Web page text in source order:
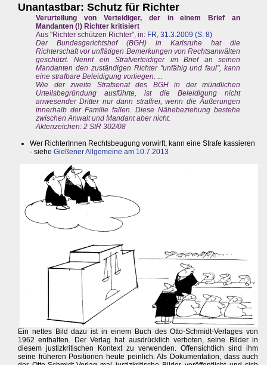
Unantastbar: Schutz für Richter
Verurteilung von Verteidiger, der in einem Brief an
Mandanten (!) Richter kritisiert
Aus "Richter schützen Richter", in: FR, 31.3.2009 (S. 8)
Der Bundesgerichtshof (BGH) in Karlsruhe hat die
Richterschaft vor unflätigen Bemerkungen von Rechtsanwälten
geschützt. Nennt ein Strafverteidiger im Brief an seinen
Mandanten den zuständigen Richter "unfähig und faul", kann
eine strafbare Beleidigung vorliegen. ...
Wie der zweite Strafsenat des BGH in der mündlichen
Urteilsbegründung ausführte, ist die Beleidigung nicht
anwesender Dritter nur dann straffrei, wenn die Äußerungen
innerhalb der Familie fallen. Diese Nähebeziehung bestehe
zwischen Anwalt und Mandant aber nicht.
Aktenzeichen: 2 StR 302/08
Wer RichterInnen Rechtsbeugung vorwirft, kann eine Strafe kassieren
- siehe Gießener Allgemeine am 10.7.2013
Ein nettes Bild dazu ist in einem Buch des Otto-Schmidt-Verlages von
1962 enthalten. Der Verlag hat ausdrücklich verboten, seine Bilder in
diesem justizkritischen Kontext zu verwenden. Offensichtlich sind ihm
seine früheren Positionen heute peinlich. Als Dokumentation, dass auch